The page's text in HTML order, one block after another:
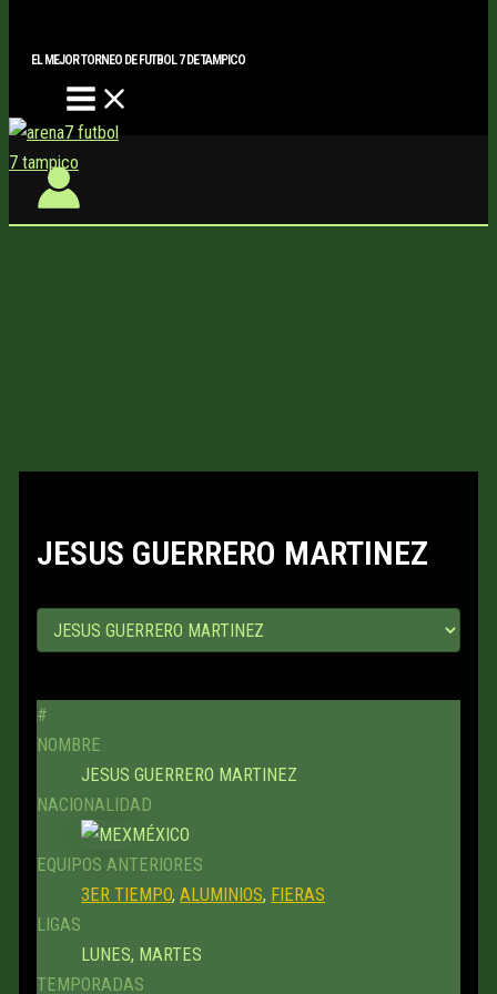
EL MEJOR TORNEO DE FUTBOL 7 DE TAMPICO
JESUS GUERRERO MARTINEZ
#
NOMBRE
JESUS GUERRERO MARTINEZ
NACIONALIDAD
MÉXICO
EQUIPOS ANTERIORES
3ER TIEMPO,ALUMINIOS, FIERAS
LIGAS
LUNES, MARTES
TEMPORADAS